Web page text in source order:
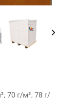
70 г/м², 78 г/